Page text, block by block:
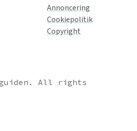
Annoncering
Cookiepolitik
Copyright
All rights